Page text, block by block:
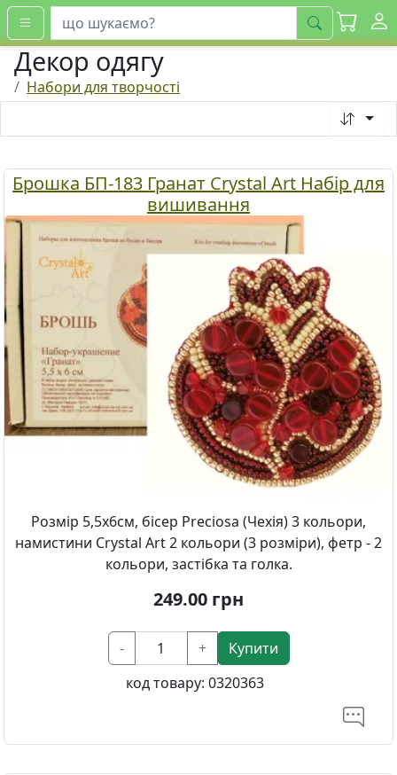
шукати
Декор одягу
Набори для творчості
Брошка БП-183 Гранат Crystal Art Набір для
вишивання
Розмір 5,5х6см, бісер Preciosa (Чехія) 3 кольори,
намистини Crystal Art 2 кольори (3 розміри), фетр - 2
кольори, застібка та голка.
249.00 грн
- +
Купити
код товару: 0320363